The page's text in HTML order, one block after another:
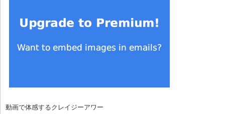
動画で体感するクレイジーアワー